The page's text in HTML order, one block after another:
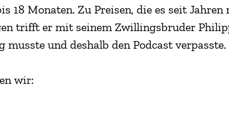
18 Monaten. Zu Preisen, die es seit Jahren
trifft er mit seinem Zwillingsbruder
und deshalb den Podcast verpasste.
wir: